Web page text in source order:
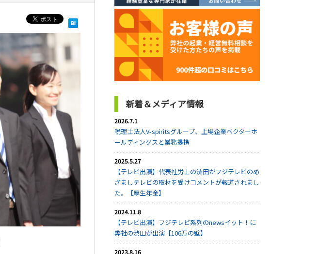
新着＆メディア情報
2026.7.1
税理士法人V-spiritsグループ、上場企業ベクターホ
ールディングスと業務提携
2025.5.27
【テレビ出演】代表社労士の渋田がフジテレビのめ
ざましテレビの取材を受けコメントが報道されまし
た。【厚生年金】
2024.11.8
【テレビ出演】フジテレビ系列のnewsイット！に
弊社の渋田が出演【106万の壁】
2023.8.16